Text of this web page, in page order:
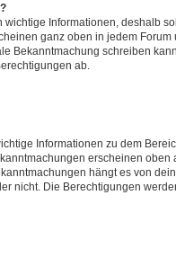
Informationen, deshalb
ganz oben in jedem
Bekanntmachung schreiben
ab.
Informationen zu dem
erscheinen oben
hängt es von
nicht. Die Berechtigungen